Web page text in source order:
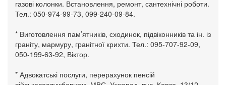
газові колонки. Встановлення, ремонт, сантехнічні роботи.
Тел.: 050-974-99-73, 099-240-09-84.
* Виготовлення пам’ятників, сходинок, підвіконників та ін. із
граніту, мармуру, гранітної крихти. Тел.: 095-707-92-09,
050-199-63-92, Віктор.
* Адвокатські послуги, перерахунок пенсій